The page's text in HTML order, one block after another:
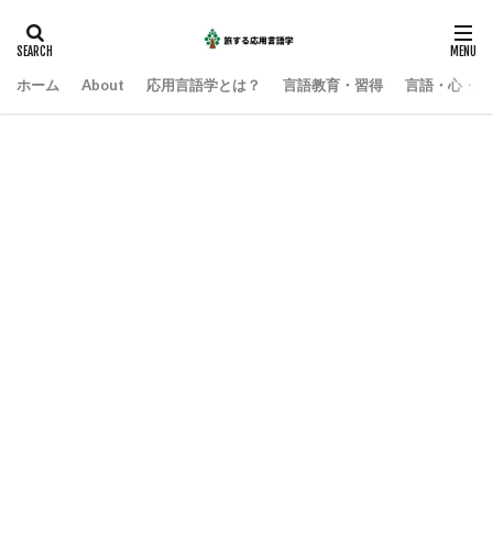
ホーム About 応用言語学とは？ 言語教育・習得 言語・心・